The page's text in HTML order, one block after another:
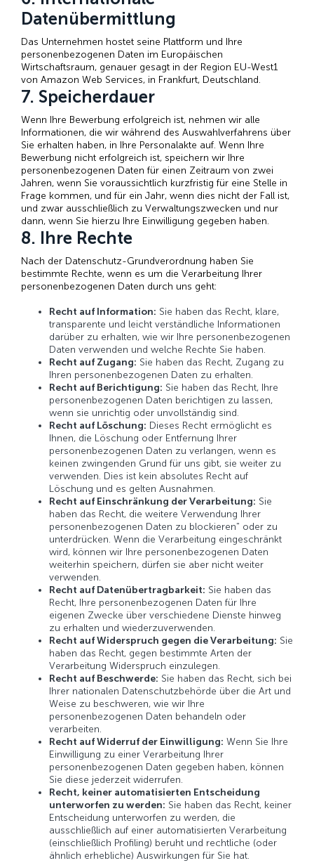
Datenübermittlung
Das Unternehmen hostet seine Plattform und Ihre
personenbezogenen Daten im Europäischen
Wirtschaftsraum, genauer gesagt in der Region EU-West1
von Amazon Web Services, in Frankfurt, Deutschland.
7. Speicherdauer
Wenn Ihre Bewerbung erfolgreich ist, nehmen wir alle
Informationen, die wir während des Auswahlverfahrens über
Sie erhalten haben, in Ihre Personalakte auf. Wenn Ihre
Bewerbung nicht erfolgreich ist, speichern wir Ihre
personenbezogenen Daten für einen Zeitraum von zwei
Jahren, wenn Sie voraussichtlich kurzfristig für eine Stelle in
Frage kommen, und für ein Jahr, wenn dies nicht der Fall ist,
und zwar ausschließlich zu Verwaltungszwecken und nur
dann, wenn Sie hierzu Ihre Einwilligung gegeben haben.
8. Ihre Rechte
Nach der Datenschutz-Grundverordnung haben Sie
bestimmte Rechte, wenn es um die Verarbeitung Ihrer
personenbezogenen Daten durch uns geht:
Recht auf Information: Sie haben das Recht, klare,
transparente und leicht verständliche Informationen
darüber zu erhalten, wie wir Ihre personenbezogenen
Daten verwenden und welche Rechte Sie haben.
Recht auf Zugang: Sie haben das Recht, Zugang zu
Ihren personenbezogenen Daten zu erhalten.
Recht auf Berichtigung: Sie haben das Recht, Ihre
personenbezogenen Daten berichtigen zu lassen,
wenn sie unrichtig oder unvollständig sind.
Recht auf Löschung: Dieses Recht ermöglicht es
Ihnen, die Löschung oder Entfernung Ihrer
personenbezogenen Daten zu verlangen, wenn es
keinen zwingenden Grund für uns gibt, sie weiter zu
verwenden. Dies ist kein absolutes Recht auf
Löschung und es gelten Ausnahmen.
Recht auf Einschränkung der Verarbeitung: Sie
haben das Recht, die weitere Verwendung Ihrer
personenbezogenen Daten zu blockieren" oder zu
unterdrücken. Wenn die Verarbeitung eingeschränkt
wird, können wir Ihre personenbezogenen Daten
weiterhin speichern, dürfen sie aber nicht weiter
verwenden.
Recht auf Datenübertragbarkeit: Sie haben das
Recht, Ihre personenbezogenen Daten für Ihre
eigenen Zwecke über verschiedene Dienste hinweg
zu erhalten und wiederzuverwenden.
Recht auf Widerspruch gegen die Verarbeitung: Sie
haben das Recht, gegen bestimmte Arten der
Verarbeitung Widerspruch einzulegen.
Recht auf Beschwerde: Sie haben das Recht, sich bei
Ihrer nationalen Datenschutzbehörde über die Art und
Weise zu beschweren, wie wir Ihre
personenbezogenen Daten behandeln oder
verarbeiten.
Recht auf Widerruf der Einwilligung: Wenn Sie Ihre
Einwilligung zu einer Verarbeitung Ihrer
personenbezogenen Daten gegeben haben, können
Sie diese jederzeit widerrufen.
Recht, keiner automatisierten Entscheidung
unterworfen zu werden: Sie haben das Recht, keiner
Entscheidung unterworfen zu werden, die
ausschließlich auf einer automatisierten Verarbeitung
(einschließlich Profiling) beruht und rechtliche (oder
ähnlich erhebliche) Auswirkungen für Sie hat.